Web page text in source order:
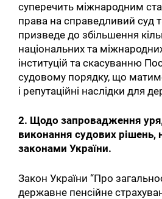
суперечить міжнародним
права на справедливий суд
призведе до збільшення
національних та
інституцій та скасуванню
судовому порядку, що
і репутаційні наслідки для
2. Щодо запровадження
виконання судових рішень,
законами України.
Закон України “Про
державне пенсійне